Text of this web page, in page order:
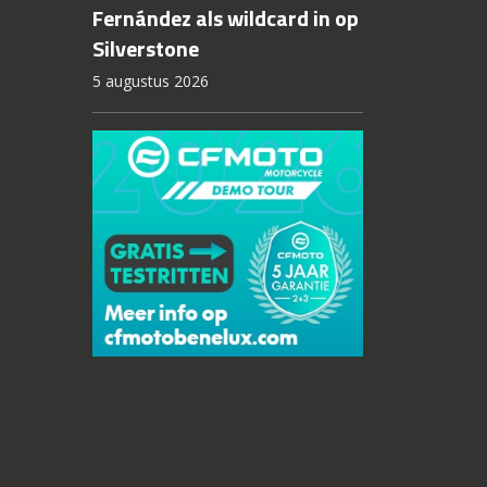
Fernández als wildcard in op
Silverstone
5 augustus 2026